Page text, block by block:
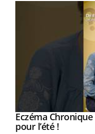
Youtube
Eczéma
pour l’été !Youtube